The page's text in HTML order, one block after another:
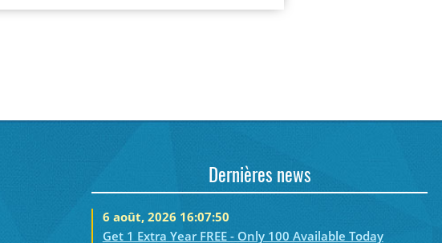
Dernières news
6 août, 2026 16:07:50
Get 1 Extra Year FREE - Only 100 Available Today